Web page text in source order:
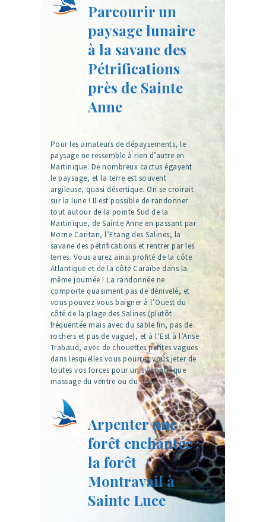
Parcourir un
paysage lunaire
à la savane des
Pétrifications
près de Sainte
Anne
Pour les amateurs de dépaysements, le
paysage ne ressemble à rien d’autre en
Martinique. De nombreux cactus égayent
le paysage, et la terre est souvent
argileuse, quasi désertique. On se croirait
sur la lune ! Il est possible de randonner
tout autour de la pointe Sud de la
Martinique, de Sainte Anne en passant par
Morne Caritan, l’Etang des Salines, la
savane des pétrifications et rentrer par les
terres. Vous aurez ainsi profité de la côte
Atlantique et de la côte Caraïbe dans la
même journée ! La randonnée ne
comporte quasiment pas de dénivelé, et
vous pouvez vous baigner à l’Ouest du
côté de la plage des Salines (plutôt
fréquentée mais avec du sable fin, pas de
rochers et pas de vague), et à l’Est à l’Anse
Trabaud, avec de chouettes petites vagues
dans lesquelles vous pourrez vous jeter de
toutes vos forces pour un sympathique
massage du ventre ou du dos.
Arpenter une
forêt enchantée :
la forêt
Montravail à
Sainte Luce